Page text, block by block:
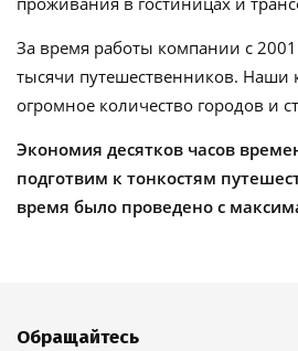
За время работы компании с
тысячи путешественников. Наши
огромное количество городов и
Экономия десятков часов
подготвим к тонкостям
время было проведено с
Обращайтесь